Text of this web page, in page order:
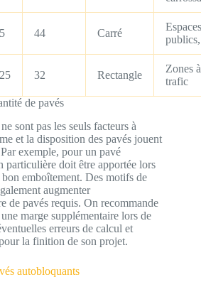
44 Carré
Espaces
32 Rectangle
Zones
trafic
de pavés
sont pas les seuls facteurs à
et la disposition des pavés jouent
exemple, pour un pavé
particulière doit être apportée lors
emboîtement. Des motifs de
augmenter
de pavés requis. On recommande
marge supplémentaire lors de
erreurs de calcul et
la finition de son projet.
autobloquants